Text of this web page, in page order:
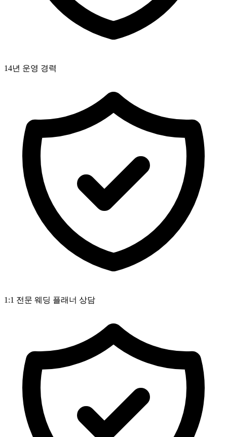
14년 운영 경력
1:1 전문 웨딩 플래너 상담